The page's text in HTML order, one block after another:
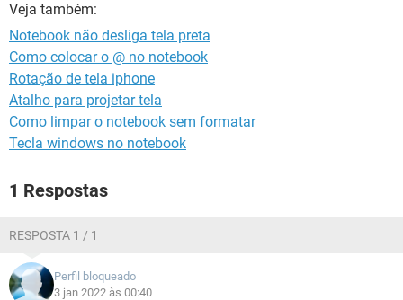
Veja também:
Notebook não desliga tela preta
Como colocar o @ no notebook
Rotação de tela iphone
Atalho para projetar tela
Como limpar o notebook sem formatar
Tecla windows no notebook
1 Respostas
RESPOSTA 1 / 1
Perfil bloqueado
3 jan 2022 às 00:40